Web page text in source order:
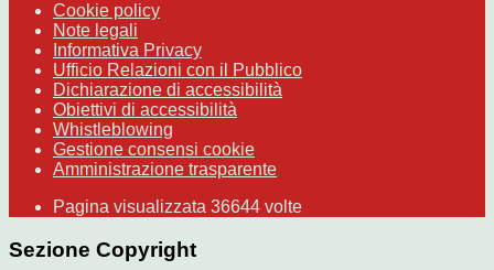
Cookie policy
Note legali
Informativa Privacy
Ufficio Relazioni con il Pubblico
Dichiarazione di accessibilità
Obiettivi di accessibilità
Whistleblowing
Gestione consensi cookie
Amministrazione trasparente
Pagina visualizzata 36644 volte
Sezione Copyright